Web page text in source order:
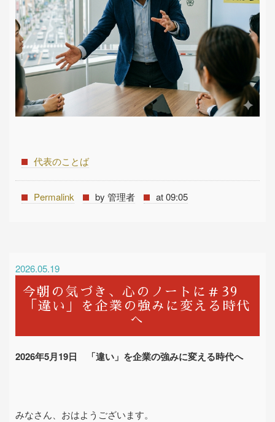
代表のことば
Permalink by 管理者 at 09:05
2026.05.19
今朝の気づき、心のノートに＃39
「違い」を企業の強みに変える時代
へ
2026年5月19日 「違い」を企業の強みに変える時代へ
みなさん、おはようございます。